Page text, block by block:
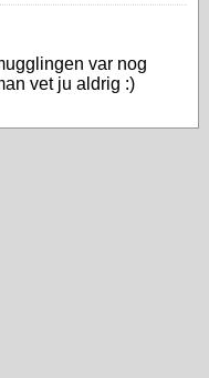
var nog
vet ju aldrig :)